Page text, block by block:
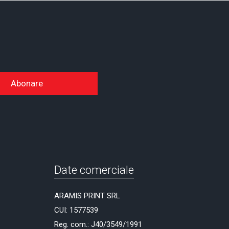
Abonare
Date comerciale
ARAMIS PRINT SRL
CUI: 1577539
Reg. com.: J40/3549/1991